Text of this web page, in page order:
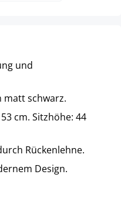
und
matt schwarz.
cm. Sitzhöhe: 44
Rückenlehne.
Design.